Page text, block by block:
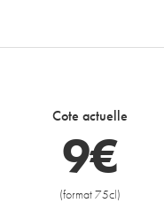
Cote actuelle
9€
(format 75cl)